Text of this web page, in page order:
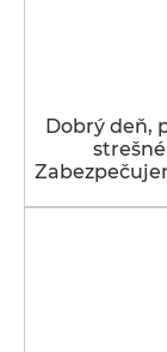
Dobrý deň,